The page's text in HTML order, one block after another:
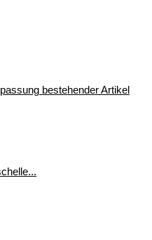
bestehender Artikel